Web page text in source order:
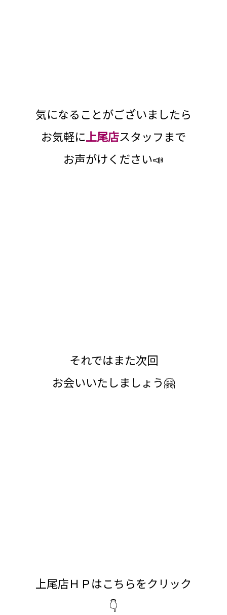
気になることがございましたら
お気軽に上尾店スタッフまで
お声がけください📣
それではまた次回
お会いいたしましょう🤗
上尾店ＨＰはこちらをクリック
👇